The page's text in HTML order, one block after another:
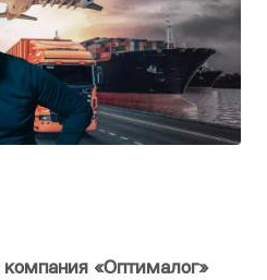
компания «Оптималог»